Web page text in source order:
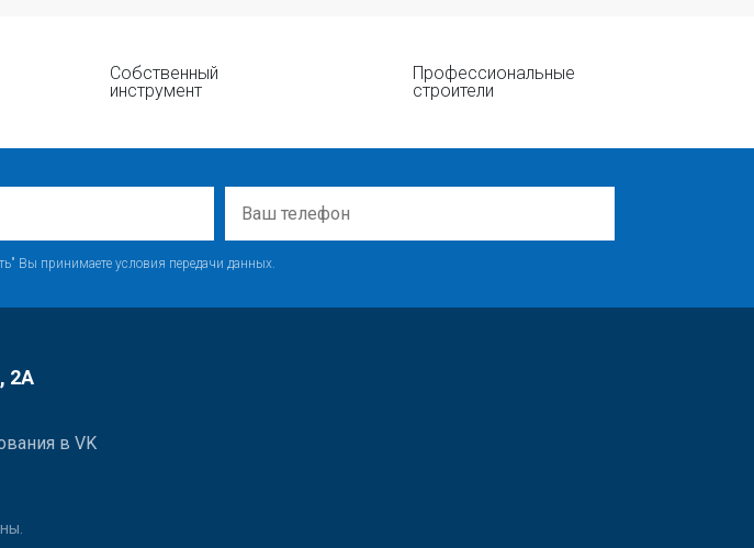
Собственный
инструмент
Профессиональные
строители
Вы принимаете условия передачи данных.
2А
в VK